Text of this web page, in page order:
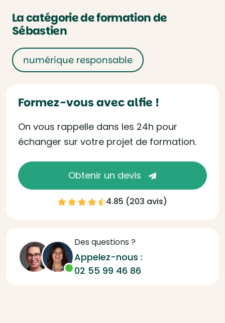
La catégorie de formation de
Sébastien
numérique responsable
Formez-vous avec alfie !
On vous rappelle dans les 24h pour
échanger sur votre projet de formation.
Obtenir un devis
4.85 (203 avis)
Des questions ?
Appelez-nous :
02 55 99 46 86